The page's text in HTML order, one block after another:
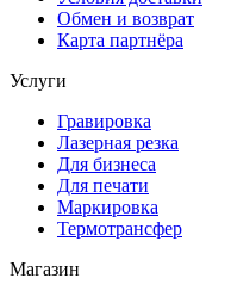
Обмен и возврат
Карта партнёра
Услуги
Гравировка
Лазерная резка
Для бизнеса
Для печати
Маркировка
Термотрансфер
Магазин